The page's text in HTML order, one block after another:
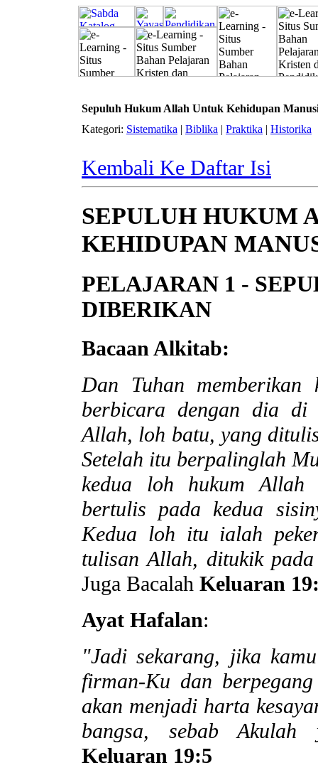
Sepuluh Hukum Allah Untuk Kehidupan
Kategori: Sistematika | Biblika | Praktika | Historika
Kembali Ke Daftar Isi
SEPULUH HUKUM
KEHIDUPAN
PELAJARAN 1 -
DIBERIKAN
Bacaan Alkitab:
Dan Tuhan memberikan
berbicara dengan dia di
Allah, loh batu, yang
Setelah itu berpalinglah
kedua loh hukum Allah
bertulis pada kedua
Kedua loh itu ialah
tulisan Allah, ditukik
Juga Bacalah Keluaran
Ayat Hafalan:
"Jadi sekarang, jika
firman-Ku dan
akan menjadi harta
bangsa, sebab Akulah
Keluaran 19:5